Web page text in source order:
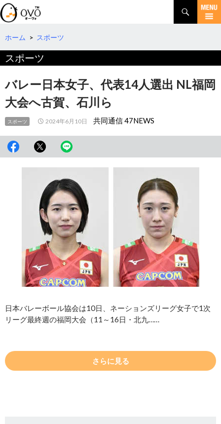
検
索
コ
テ
へ
動
ホーム > スポーツ
スポーツ
バレー日本女子、代表14人選出 NL福岡
大会へ古賀、石川ら
スポーツ 2024年6月10日 共同通信 47NEWS
日本バレーボール協会は10日、ネーションズリーグ女子で1次
リーグ最終週の福岡大会（11～16日・北九……
さらに見る